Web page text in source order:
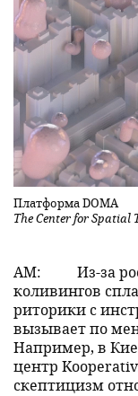
Платформа DOMA
The Center for Spatial
АМ:
Из-за
коливингов
риторики с
вызывает по
Например, в
центр
скептицизм